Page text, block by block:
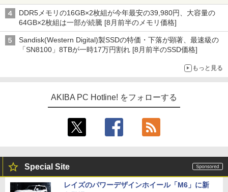
DDR5メモリの16GB×2枚組が今年最安の39,980円、大容量の
64GB×2枚組は一部が続騰 [8月前半のメモリ価格]
Sandisk(Western Digital)製SSDの特価・下落が顕著、最速級の
「SN8100」8TBが一時17万円割れ [8月前半のSSD価格]
もっと見る
AKIBA PC Hotline! をフォローする
Special Site
レイズのパワーデザインホイール「M6」に新